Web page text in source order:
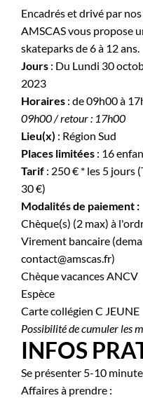
Encadrés et drivé par
AMSCAS vous propose
skateparks de 6 à 12 ans.
Jours : Du Lundi 30
2023
Horaires : de 09h00 à
09h00 / retour : 17h00
Lieu(x) : Région Sud
Places limitées : 16
Tarif : 250 € * les 5 jours
30 €)
Modalités de paiement :
Chèque(s) (2 max) à
Virement bancaire
contact@amscas.fr)
Chèque vacances ANCV
Espèce
Carte collégien C JEUNE
Possibilité de cumuler les
INFOS
Se présenter 5-10
Affaires à prendre :